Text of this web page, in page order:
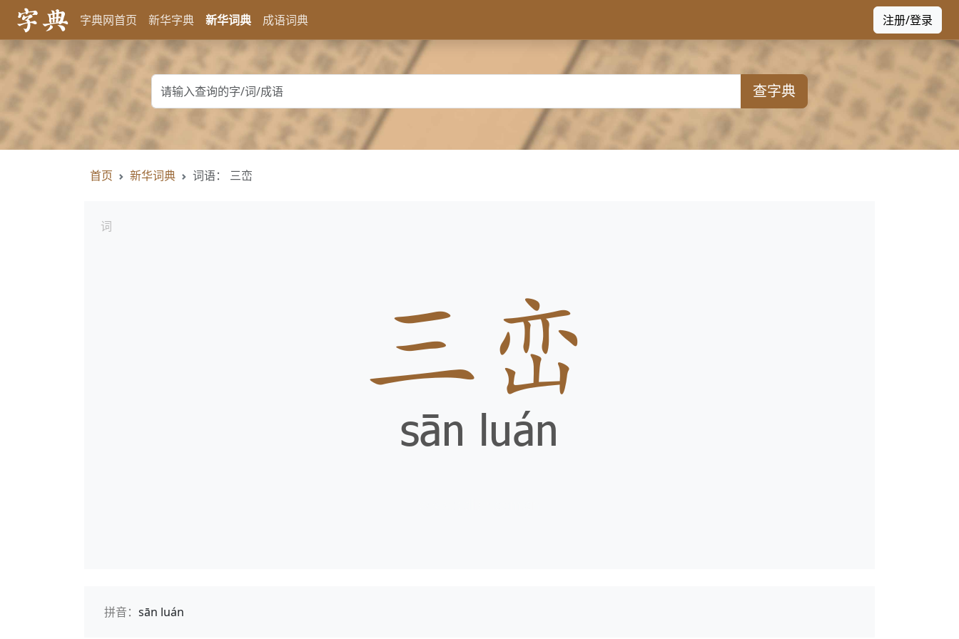
字典网首页 新华字典 新华词典 成语词典 注册/登录
查字典
首页 新华词典 词语： 三峦
词
拼音： sān luán